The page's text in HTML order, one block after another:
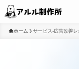
ホーム サービス-広告改善レ